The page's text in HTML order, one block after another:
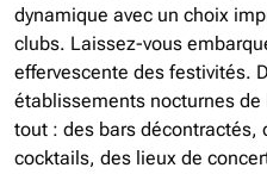
dynamique avec un choix
clubs. Laissez-vous
effervescente des festivités.
établissements nocturnes de
tout : des bars décontractés,
cocktails, des lieux de